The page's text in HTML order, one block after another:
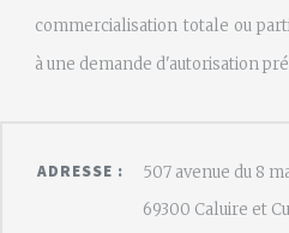
commercialisation totale ou
à une demande d'autorisation
ADRESSE :
507 avenue du 8
69300 Caluire et